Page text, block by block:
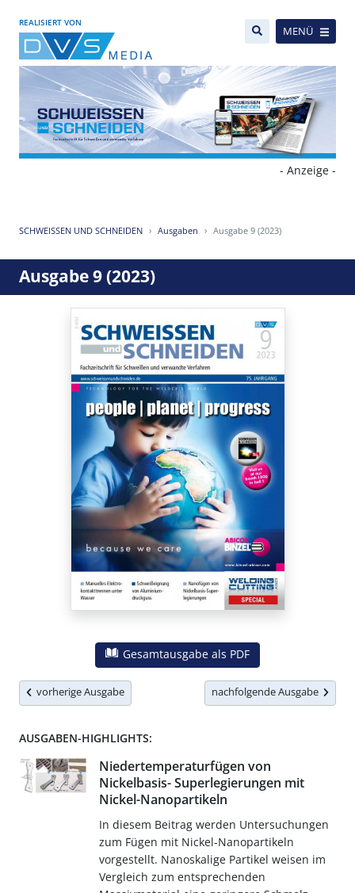
REALISIERT VON
MENÜ
- Anzeige -
SCHWEISSEN UND SCHNEIDEN Ausgaben Ausgabe 9 (2023)
Ausgabe 9 (2023)
Gesamtausgabe als PDF
vorherige Ausgabe nachfolgende Ausgabe
AUSGABEN-HIGHLIGHTS:
Niedertemperaturfügen von
Nickelbasis- Superlegierungen mit
Nickel-Nanopartikeln
In diesem Beitrag werden Untersuchungen
zum Fügen mit Nickel-Nanopartikeln
vorgestellt. Nanoskalige Partikel weisen im
Vergleich zum entsprechenden